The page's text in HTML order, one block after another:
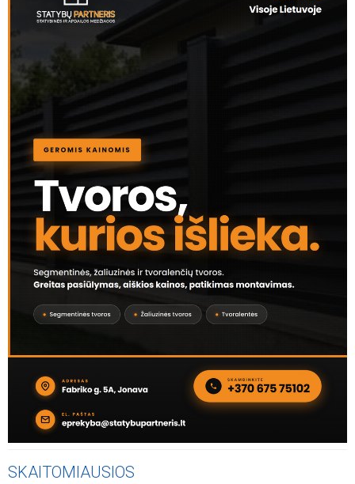
SKAITOMIAUSIOS